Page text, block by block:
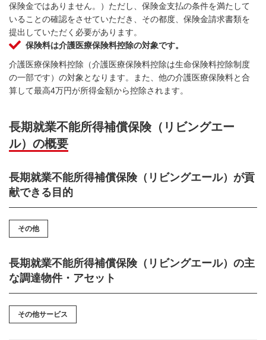
保険金ではありません。）ただし、保険金支払の条件を満たして
いることの確認をさせていただき、その都度、保険金請求書類を
提出していただく必要があります。
保険料は介護医療保険料控除の対象です。
介護医療保険料控除（介護医療保険料控除は生命保険料控除制度
の一部です）の対象となります。また、他の介護医療保険料と合
算して最高4万円が所得金額から控除されます。
長期就業不能所得補償保険（リビングエー
ル）の概要
長期就業不能所得補償保険（リビングエール）が貢
献できる目的
その他
長期就業不能所得補償保険（リビングエール）の主
な調達物件・アセット
その他サービス